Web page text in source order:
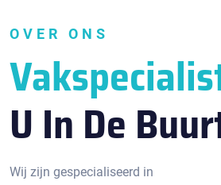
OVER ONS
U In De
Wij zijn gespecialiseerd in